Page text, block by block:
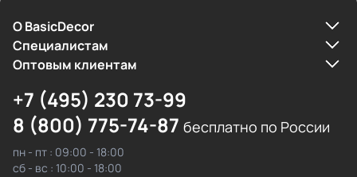
О BasicDecor
Cпециалистам
Оптовым клиентам
+7 (495) 230 73-99
8 (800) 775-74-87 бесплатно по России
пн - пт : 09:00 - 18:00
сб - вс : 10:00 - 18:00